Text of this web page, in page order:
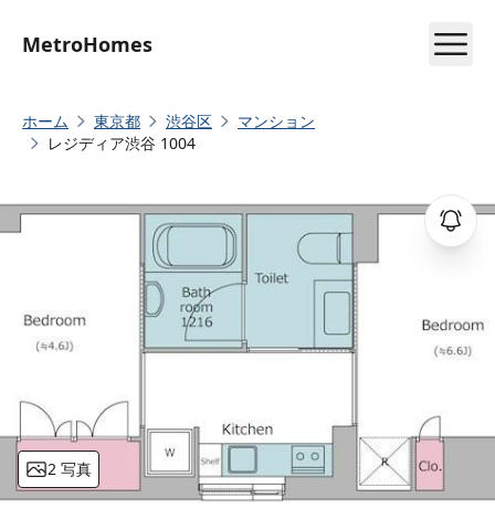
MetroHomes
ホーム 東京都 渋谷区
マンション
レジディア渋谷 1004
2 写真